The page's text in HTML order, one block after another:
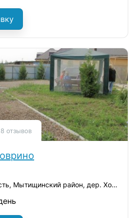
8 отзывов
Московская область, Мытищинский район, дер. Ховрино